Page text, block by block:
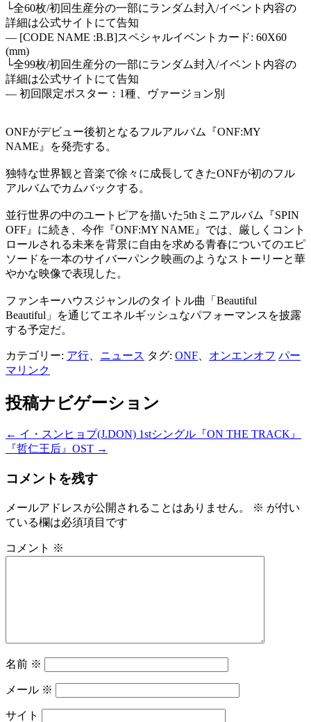
└全60枚/初回生産分の一部にランダム封入/イベント内容の
詳細は公式サイトにて告知
― [CODE NAME :B.B]スペシャルイベントカード: 60X60
(mm)
└全99枚/初回生産分の一部にランダム封入/イベント内容の
詳細は公式サイトにて告知
― 初回限定ポスター：1種、ヴァージョン別
ONFがデビュー後初となるフルアルバム『ONF:MY
NAME』を発売する。
独特な世界観と音楽で徐々に成長してきたONFが初のフル
アルバムでカムバックする。
並行世界の中のユートピアを描いた5thミニアルバム『SPIN
OFF』に続き、今作『ONF:MY NAME』では、厳しくコント
ロールされる未来を背景に自由を求める青春についてのエピ
ソードを一本のサイバーパンク映画のようなストーリーと華
やかな映像で表現した。
ファンキーハウスジャンルのタイトル曲「Beautiful
Beautiful」を通じてエネルギッシュなパフォーマンスを披露
する予定だ。
カテゴリー: ア行 ニュース タグ: ONF オンエンオフ パー
マリンク
投稿ナビゲーション
← イ・スンヒョプ(J.DON) 1stシングル『ON THE TRACK』
『哲仁王后』OST →
コメントを残す
メールアドレスが公開されることはありません。 ※ が付い
ている欄は必須項目です
コメント ※
名前 ※
メール ※
サイト